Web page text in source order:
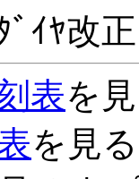
ﾞｲﾔ改正
表を
を見る